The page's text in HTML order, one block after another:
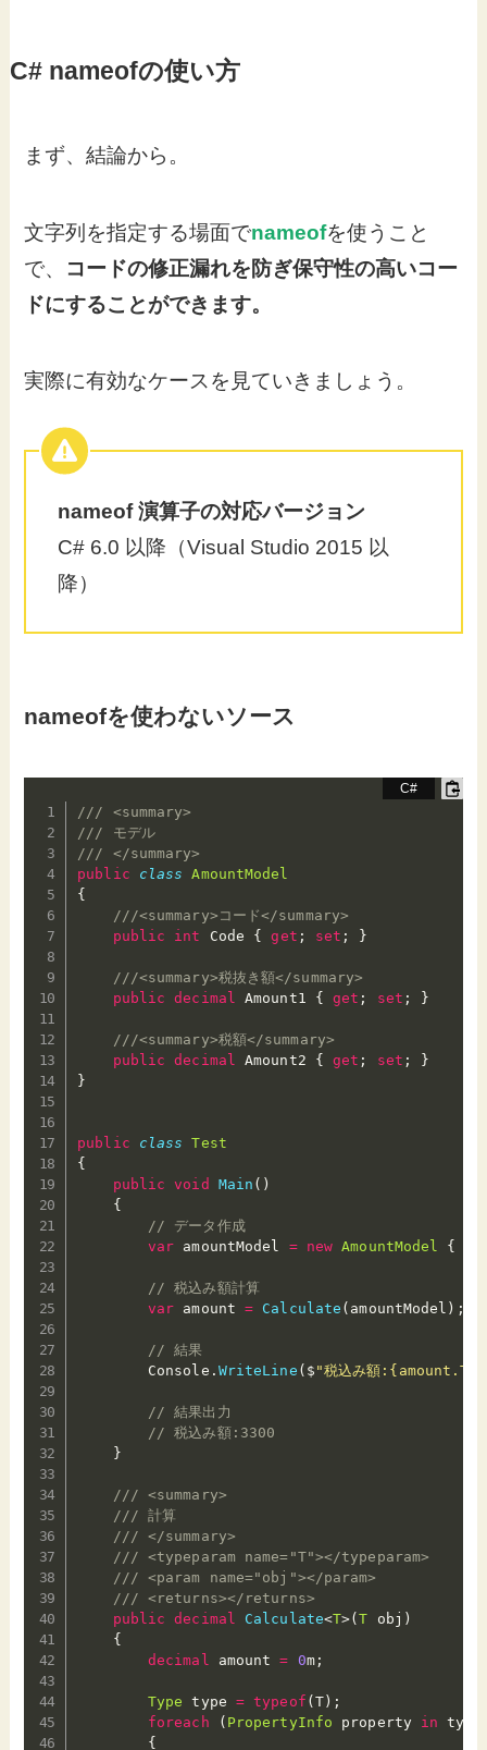
C# nameofの使い方
まず、結論から。
文字列を指定する場面でnameofを使うこと
で、 コードの修正漏れを防ぎ保守性の高いコー
ドにすることができます。
実際に有効なケースを見ていきましょう。
nameof 演算子の対応バージョン
C# 6.0 以降（Visual Studio 2015 以
降）
nameofを使わないソース
/// <summary>
/// モデル
/// </summary>
public
class
AmountModel
{
///<summary>コード</summary>
public
int Code { get ; set ; }
///<summary>税抜き額</summary>
public
decimal Amount1 { get ; set ; }
///<summary>税額</summary>
public
decimal Amount2 { get ; set ;
}
}
public class
Test
{
public
void Main ( )
{
// データ作成
var amountModel = new AmountModel {
// 税込み額計算
var amount = Calculate ( amountModel ) ;
// 結果
        Console
. WriteLine ( $ "税込み額
// 結果出力
// 税込み額:3300
}
/// <summary>
/// 計算
/// </summary>
/// <typeparam name="T"></typeparam>
/// <param name="obj"></param>
/// <returns></returns>
public
decimal Calculate<T>(T obj )
{
decimal amount = 0m;
Type type = typeof ( T ) ;
foreach
( PropertyInfo property in type
{